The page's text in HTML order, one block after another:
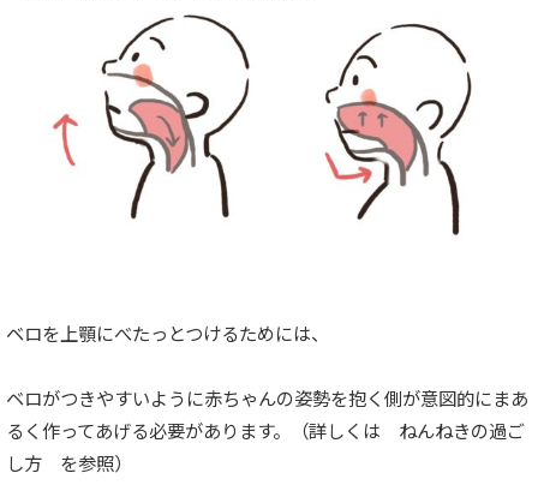
ベロを上顎にべたっとつけるためには、
ベロがつきやすいように赤ちゃんの姿勢を抱く側が意図的にまあ
るく作ってあげる必要があります。（詳しくは ねんねきの過ご
し方 を参照）